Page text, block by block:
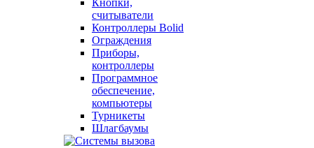
Кнопки,
считыватели
Контроллеры Bolid
Ограждения
Приборы,
контроллеры
Программное
обеспечение,
компьютеры
Турникеты
Шлагбаумы